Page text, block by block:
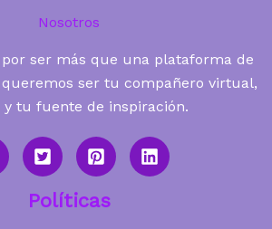
Nosotros
ser más que una plataforma de
ser tu compañero virtual,
tu fuente de inspiración.
Políticas